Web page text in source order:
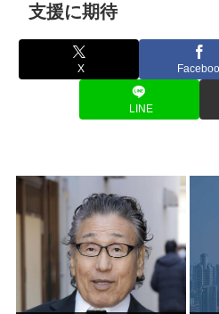
お弁当屋さん、消費税が１％にな
www
賃上げしない企業 過去最多ペー
日本の国旗って世界一シンプルな
高市首相のあいさつはコピペ率
首相・...
【ハンターハンター】 （殺すとか
たな…♣...
経営者「消費税が1%になっても
NHK性加害事案、国会で追及へ 8
【視聴率】ゴールデン帯でテレ東
高速道路で子豚が見つかる
ホロライブVtuberが洋画吹き替え
【画像】 プロボックス。 高速道
支援に期待
X
LINE